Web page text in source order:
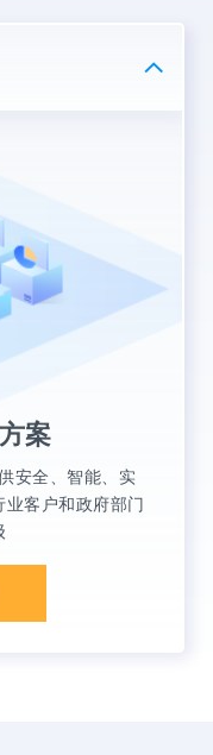
案
安全、智能、实
客户和政府部门